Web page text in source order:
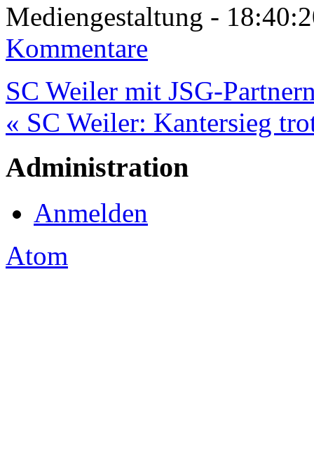
Mediengestaltung -
Kommentare
SC Weiler mit JSG-
« SC Weiler: Kantersieg
Administration
Anmelden
Atom